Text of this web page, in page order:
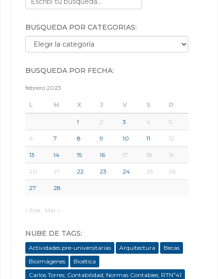
BÚSQUEDA POR CATEGORÍAS:
Búsqueda por categorías:
BÚSQUEDA POR FECHA:
febrero 2023
L M X J V S D
1 2 3 4 5
6 7 8 9 10 11 12
13 14 15 16 17 18 19
20 21 22 23 24 25 26
27 28
« Ene Mar »
NUBE DE TAGS:
Actividades pre-universitarias Arquitectura
Becas
Bioimágenes
Bioética
Carlos Torres; Contabilidad; Normas Contables; RTNº41